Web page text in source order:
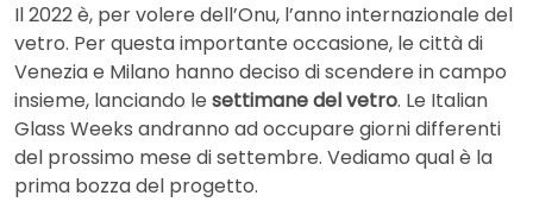
Il 2022 è, per volere dell’Onu, l’anno internazionale del
vetro. Per questa importante occasione, le città di
Venezia e Milano hanno deciso di scendere in campo
insieme, lanciando le settimane del vetro. Le Italian
Glass Weeks andranno ad occupare giorni differenti
del prossimo mese di settembre. Vediamo qual è la
prima bozza del progetto.